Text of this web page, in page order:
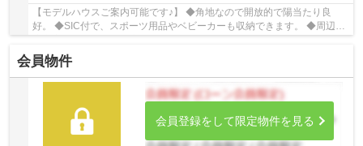
【モデルハウスご案内可能です♪】 ◆角地なので開放的で陽当たり良
好。 ◆SIC付で、スポーツ用品やベビーカーも収納できます。 ◆周辺環
境充実で暮らしやすい立地。 ☆Google口コミ250件...
会員物件
会員登録をして限定物件を見る